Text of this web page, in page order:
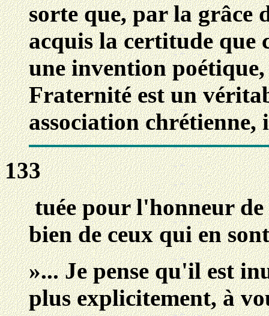
sorte que, par la grâce
acquis la certitude que
une invention
Fraternité est un
association chrétienne,
133
tuée pour l'honneur
bien de ceux qui en
»... Je pense qu'il est
plus explicitement, à